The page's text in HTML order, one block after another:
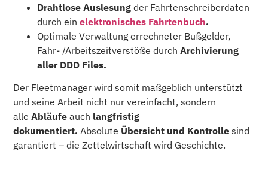
Drahtlose Auslesungder Fahrtenschreiberdaten
durch einelektronisches Fahrtenbuch.
Optimale Verwaltung errechneter Bußgelder,
Fahr- /Arbeitszeitverstöße durchArchivierung
aller DDD Files.
Der Fleetmanager wird somit maßgeblich unterstützt
und seine Arbeit nicht nur vereinfacht, sondern
alleAbläufe auch langfristig
dokumentiert. Absolute Übersicht und Kontrolle sind
garantiert – die Zettelwirtschaft wird Geschichte.